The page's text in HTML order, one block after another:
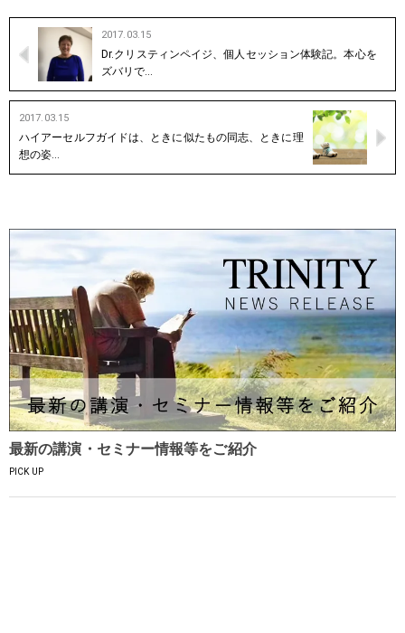
2017.03.15
Dr.クリスティンペイジ、個人セッション体験記。本心を
ズバリで…
2017.03.15
ハイアーセルフガイドは、ときに似たもの同志、ときに理
想の姿…
最新の講演・セミナー情報等をご紹介
PICK UP